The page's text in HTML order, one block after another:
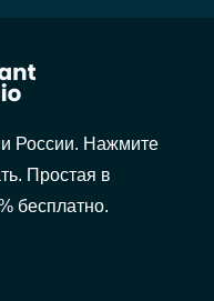
России. Нажмите
Простая в
бесплатно.